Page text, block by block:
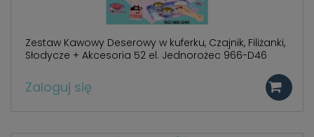
Zestaw Kawowy Deserowy w kuferku, Czajnik, Filiżanki,
Słodycze + Akcesoria 52 el. Jednorożec 966-D46
Zaloguj się